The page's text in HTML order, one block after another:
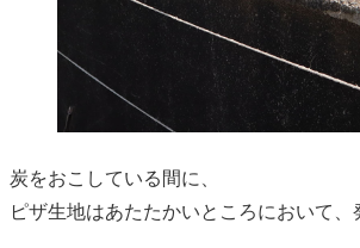
炭をおこしている間に、
ピザ生地はあたたかいところにおいて、